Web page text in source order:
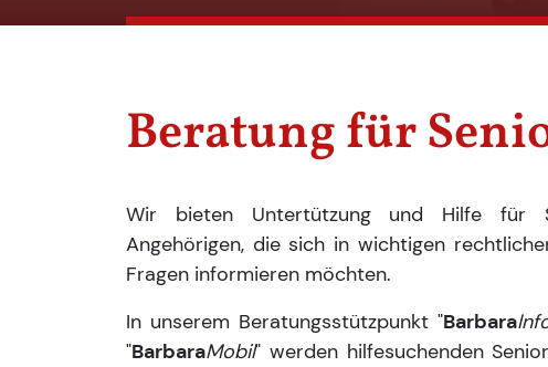
Beratung für
Wir bieten Untertützung und Hilfe für
Angehörigen, die sich in wichtigen
Fragen informieren möchten.
In unserem Beratungsstützpunkt "Barbara
"BarbaraMobil" werden hilfesuchenden